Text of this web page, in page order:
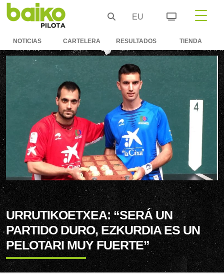
EU
NOTICIAS CARTELERA RESULTADOS TIENDA
URRUTIKOETXEA: “SERÁ UN
PARTIDO DURO, EZKURDIA ES UN
PELOTARI MUY FUERTE”